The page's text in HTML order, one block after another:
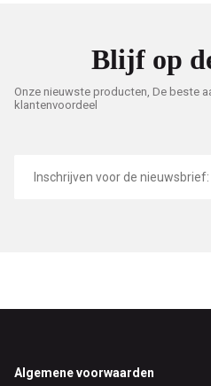
Blijf op
Onze nieuwste producten, De beste
klantenvoordeel
mailadres
Footer
Algemene voorwaarden